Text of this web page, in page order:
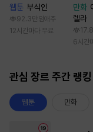
웹툰 부식인
92.3만 임애주
12시간마다 무료
만화
렐라
6시간
관심 장르 주간 랭킹
웹툰 만화